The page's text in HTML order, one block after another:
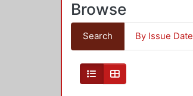
Browse
Search By Issue Date